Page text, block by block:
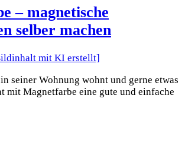
– magnetische
selber machen
seiner Wohnung wohnt und gerne etwas
mit Magnetfarbe eine gute und einfache